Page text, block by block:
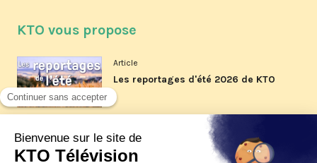
KTO vous propose
Article
Les reportages d'été 2026 de KTO
La visite pastorale du pape Léon
XIV à Assise à suivre sur KTO le